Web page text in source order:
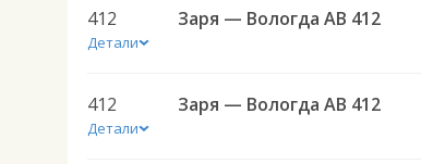
412
Детали
Заря — Вологда АВ 412
412
Детали
Заря — Вологда АВ 412